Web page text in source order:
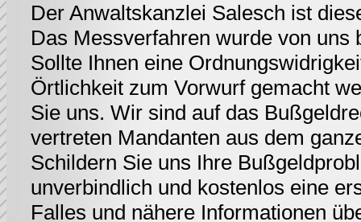
Der Anwaltskanzlei Salesch ist
Das Messverfahren wurde von uns
Sollte Ihnen eine
Örtlichkeit zum Vorwurf gemacht
Sie uns. Wir sind auf das
vertreten Mandanten aus dem
Schildern Sie uns Ihre
unverbindlich und kostenlos eine
Falles und nähere Informationen